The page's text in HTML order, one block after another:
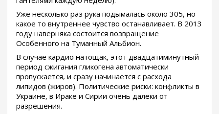
Уже несколько раз рука подымалась около 305, но
какое то внутреннее чувство останавливает. В 2013
году наверняка состоится возвращение
Особенного на Туманный Альбион.
В случае кардио натощак, этот двадцатиминутный
период сжигания гликогена автоматически
пропускается, и сразу начинается с расхода
липидов (жиров). Политические риски: конфликты в
Украине, в Ираке и Сирии очень далеки от
разрешения.